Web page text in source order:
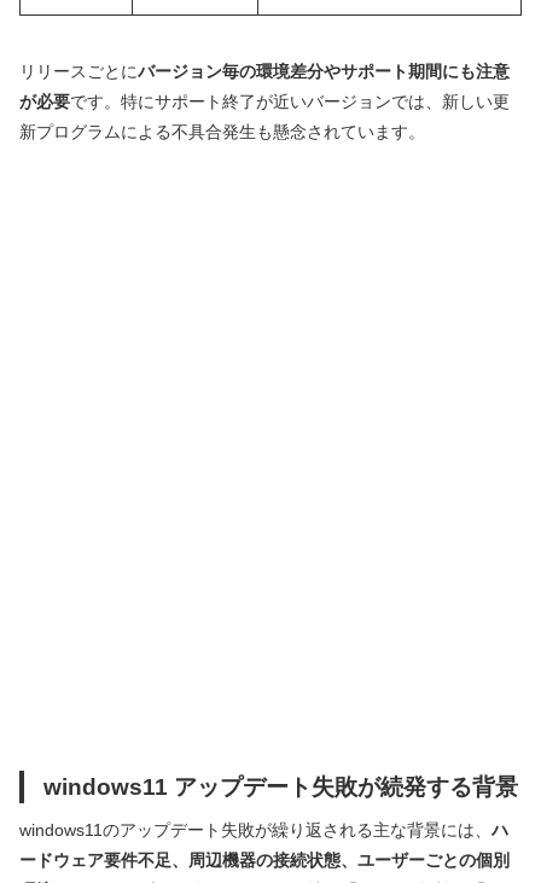
リリースごとにバージョン毎の環境差分やサポート期間にも注意
が必要です。特にサポート終了が近いバージョンでは、新しい更
新プログラムによる不具合発生も懸念されています。
windows11 アップデート失敗が続発する背景
windows11のアップデート失敗が繰り返される主な背景には、ハ
ードウェア要件不足、周辺機器の接続状態、ユーザーごとの個別